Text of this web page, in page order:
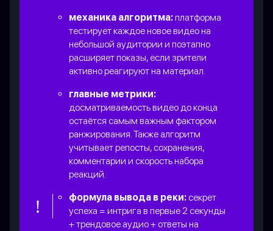
механика алгоритма:платформа
тестирует каждое новое видео на
небольшой аудитории и поэтапно
расширяет показы, если зрители
активно реагируют на материал.
главные метрики:
досматриваемость видео до конца
остаётся самым важным фактором
ранжирования. Также алгоритм
учитывает репосты, сохранения,
комментарии и скорость набора
реакций.
формула вывода в реки: секрет
успеха = интрига в первые 2 секунды
+ трендовое аудио + ответы на